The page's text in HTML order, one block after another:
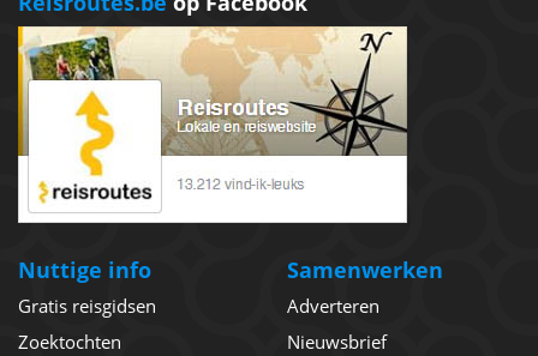
Nuttige info
Gratis reisgidsen
Zoektochten
Samenwerken
Adverteren
Nieuwsbrief